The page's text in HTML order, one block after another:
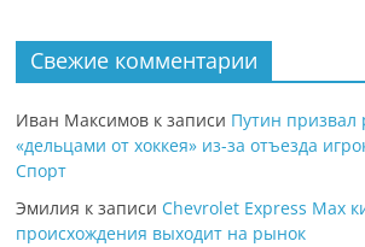
Свежие комментарии
Иван Максимов к записи Путин призвал
«дельцами от хоккея» из-за отъезда
Спорт
Эмилия к записи Chevrolet Express Max
происхождения выходит на рынок